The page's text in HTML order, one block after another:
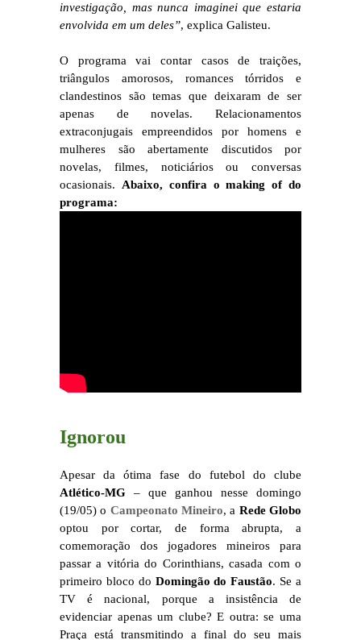
investigação, mas nunca imaginei que estaria
envolvida em um deles”, explica Galisteu.
O programa vai contar casos de traições,
triângulos amorosos, romances tórridos e
clandestinos são temas que deixaram de ser
apenas de novelas. Relacionamentos
extraconjugais empreendidos por homens e
mulheres são abertamente discutidos por
novelas, filmes, noticiários ou conversas
ocasionais. Abaixo, confira o making of do
programa:
Ignorou
Apesar da ótima fase do futebol do clube
Atlético-MG – que ganhou nesse domingo
(19/05) o Campeonato Mineiro, a Rede Globo
optou por cortar, de forma abrupta, a
comemoração dos jogadores mineiros para
passar a vitória do Corinthians, casada com o
primeiro bloco do Domingão do Faustão. Se a
TV é nacional, porque a insistência de
evidenciar apenas um clube? E outra: se uma
Praça está transmitindo a final do seu mais